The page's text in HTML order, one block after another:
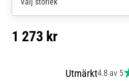
1 273 kr
Utmärkt4.8 av 5